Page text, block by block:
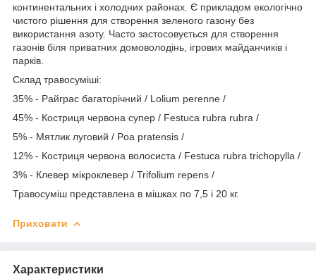
континентальних і холодних районах. Є прикладом екологічно
чистого рішення для створення зеленого газону без
використання азоту. Часто застосовується для створення
газонів біля приватних домоволодінь, ігрових майданчиків і
парків.
Склад травосуміші:
35% - Райграс багаторічний / Lolium perenne /
45% - Костриця червона супер / Festuca rubra rubra /
5% - Мятлик луговий / Poa pratensis /
12% - Костриця червона волосиста / Festuca rubra trichopylla /
3% - Клевер мікроклевер / Trifolium repens /
Травосуміш представлена в мішках по 7,5 і 20 кг.
Приховати
Характеристики